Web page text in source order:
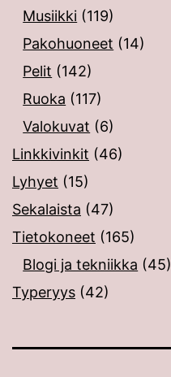
Musiikki (119)
Pakohuoneet (14)
Pelit (142)
Ruoka (117)
Valokuvat (6)
Linkkivinkit (46)
Lyhyet (15)
Sekalaista (47)
Tietokoneet (165)
Blogi ja tekniikka (45)
Typeryys (42)